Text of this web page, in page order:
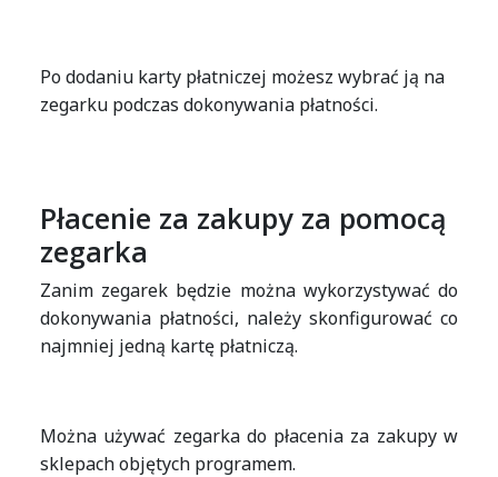
Po dodaniu karty płatniczej możesz wybrać ją na
zegarku podczas dokonywania płatności.
Płacenie za zakupy za pomocą
zegarka
Zanim zegarek będzie można wykorzystywać do
dokonywania płatności, należy skonfigurować co
najmniej jedną kartę płatniczą.
Można używać zegarka do płacenia za zakupy w
sklepach objętych programem.